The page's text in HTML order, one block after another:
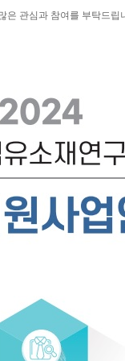
은 관심과 참여를 부탁드립